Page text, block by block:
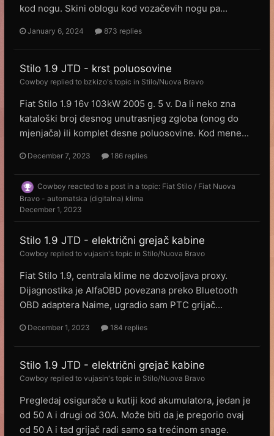
kod nogu. Skini oblogu kod vozačevih nogu pa...
January 6, 2024 873 replies
Stilo 1.9 JTD - krst poluosovine
Cowboy replied to bzkizo's topic in Stilo/Nuova Bravo
Fiat Stilo 1.9 16v 103kW 2005 g. 5 v. Da li neko zna
kataloški broj desnog unutrasnjeg zgloba (onog do
mjenjača) ili komplet desne poluosovine. Kod mene...
December 7, 2023 186 replies
Cowboy reacted to a post in a topic: Fiat Stilo / Fiat Nuova
Bravo - automatska (digitalna) klima
December 1, 2023
Stilo 1.9 JTD - električni grejač kabine
Cowboy replied to vujasin's topic in Stilo/Nuova Bravo
Fiat Stilo 1.9, centrala klime ne dozvoljava proxy.
Dijagnostika je AlfaOBD povezana preko Bluetooth
OBD adaptera Naime, ugradio sam PTC grijač...
December 1, 2023 184 replies
Stilo 1.9 JTD - električni grejač kabine
Cowboy replied to vujasin's topic in Stilo/Nuova Bravo
Pregledaj osigurače u kutiji kod akumulatora, jedan je
od 50 A i drugi od 30A. Može biti da je pregorio ovaj
od 50 A i tad grijač radi samo sa trećinom snage.